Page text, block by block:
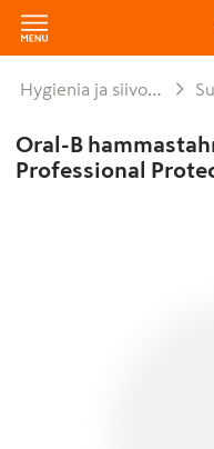
Hygienia ja siivous
Oral-B
Professional